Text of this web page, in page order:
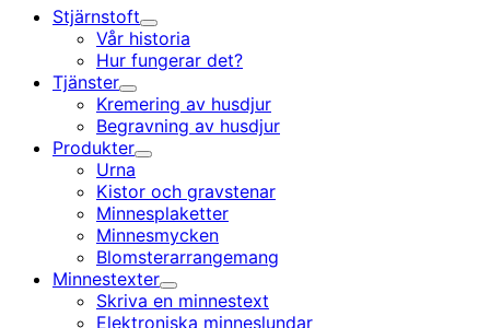
Stjärnstoft
Undermeny
Vår historia
Hur fungerar det?
Tjänster
Undermeny
Kremering av husdjur
Begravning av husdjur
Produkter
Undermeny
Urna
Kistor och gravstenar
Minnesplaketter
Minnesmycken
Blomsterarrangemang
Minnestexter
Undermeny
Skriva en minnestext
Elektroniska minnes­lundar